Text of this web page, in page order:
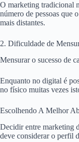
O marketing tradicional
número de pessoas que
mais distantes.
2. Dificuldade de
Mensurar o sucesso de
Enquanto no digital é
no físico muitas vezes
Escolhendo A Melhor
Decidir entre marketing
deve considerar o perfil